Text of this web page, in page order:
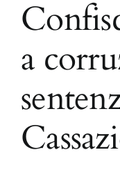
a